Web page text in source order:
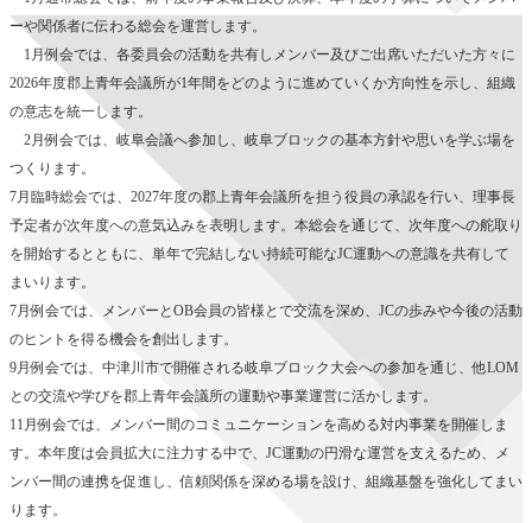
ーや関係者に伝わる総会を運営します。
1月例会では、各委員会の活動を共有しメンバー及びご出席いただいた方々に
2026年度郡上青年会議所が1年間をどのように進めていくか方向性を示し、組織
の意志を統一します。
2月例会では、岐阜会議へ参加し、岐阜ブロックの基本方針や思いを学ぶ場を
つくります。
7月臨時総会では、2027年度の郡上青年会議所を担う役員の承認を行い、理事長
予定者が次年度への意気込みを表明します。本総会を通じて、次年度への舵取り
を開始するとともに、単年で完結しない持続可能なJC運動への意識を共有して
まいります。
7月例会では、メンバーとOB会員の皆様とで交流を深め、JCの歩みや今後の活動
のヒントを得る機会を創出します。
9月例会では、中津川市で開催される岐阜ブロック大会への参加を通じ、他LOM
との交流や学びを郡上青年会議所の運動や事業運営に活かします。
11月例会では、メンバー間のコミュニケーションを高める対内事業を開催しま
す。本年度は会員拡大に注力する中で、JC運動の円滑な運営を支えるため、メ
ンバー間の連携を促進し、信頼関係を深める場を設け、組織基盤を強化してまい
ります。